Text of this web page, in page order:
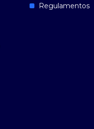
Regulamentos